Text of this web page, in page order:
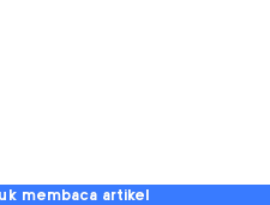
membaca artikel